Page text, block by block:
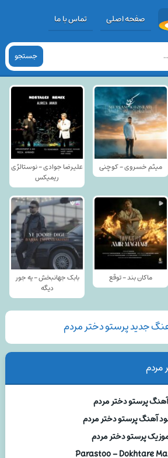
صفحه اصلی تماس با ما
جستجو
میثم خسروی - کوچنی
علیرضا جوادی - نوستالژی
ریمیکس
ماکان بند - توقع
بابک جهانبخش - یه جور
دیگه
جدید پرستو دختر مردم
مردم
آهنگ پرستو دختر مردم
آهنگ پرستو دختر مردم
پرستو دختر مردم
Parastoo – Dokhtare